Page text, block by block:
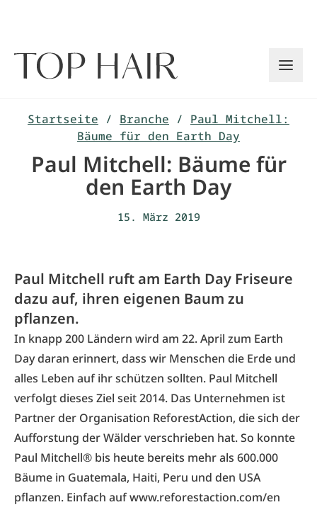
Startseite / Branche / Paul Mitchell:
Bäume für den Earth Day
Paul Mitchell: Bäume für
den Earth Day
15. März 2019
Paul Mitchell ruft am Earth Day Friseure
dazu auf, ihren eigenen Baum zu
pflanzen.
In knapp 200 Ländern wird am 22. April zum Earth
Daydaran erinnert, dass wir Menschen die Erde und
alles Leben auf ihr schützen sollten. Paul Mitchell
verfolgt dieses Ziel seit 2014. Das Unternehmen ist
Partner der Organisation ReforestAction, die sich der
Aufforstung der Wälder verschrieben hat. So konnte
Paul Mitchell® bis heute bereits mehr als 600.000
Bäume in Guatemala, Haiti, Peru und den USA
pflanzen. Einfach auf www.reforestaction.com/en